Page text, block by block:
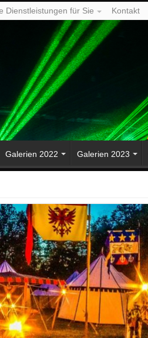
Dienstleistungen für Sie Kontakt
Galerien 2022 Galerien 2023